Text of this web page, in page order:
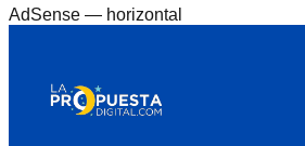
AdSense — horizontal